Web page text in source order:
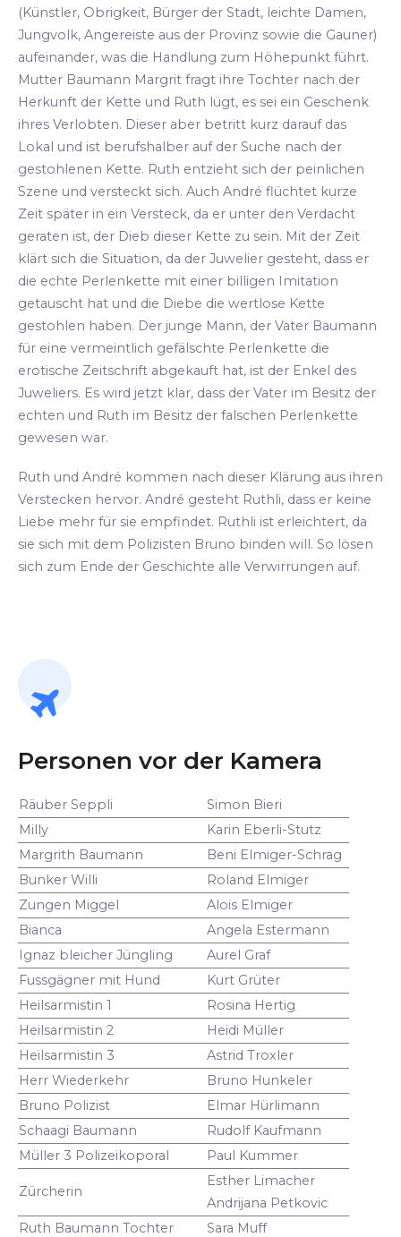
(Künstler, Obrigkeit, Bürger der Stadt, leichte Damen,
Jungvolk, Angereiste aus der Provinz sowie die Gauner)
aufeinander, was die Handlung zum Höhepunkt führt.
Mutter Baumann Margrit fragt ihre Tochter nach der
Herkunft der Kette und Ruth lügt, es sei ein Geschenk
ihres Verlobten. Dieser aber betritt kurz darauf das
Lokal und ist berufshalber auf der Suche nach der
gestohlenen Kette. Ruth entzieht sich der peinlichen
Szene und versteckt sich. Auch André flüchtet kurze
Zeit später in ein Versteck, da er unter den Verdacht
geraten ist, der Dieb dieser Kette zu sein. Mit der Zeit
klärt sich die Situation, da der Juwelier gesteht, dass er
die echte Perlenkette mit einer billigen Imitation
getauscht hat und die Diebe die wertlose Kette
gestohlen haben. Der junge Mann, der Vater Baumann
für eine vermeintlich gefälschte Perlenkette die
erotische Zeitschrift abgekauft hat, ist der Enkel des
Juweliers. Es wird jetzt klar, dass der Vater im Besitz der
echten und Ruth im Besitz der falschen Perlenkette
gewesen war.
Ruth und André kommen nach dieser Klärung aus ihren
Verstecken hervor. André gesteht Ruthli, dass er keine
Liebe mehr für sie empfindet. Ruthli ist erleichtert, da
sie sich mit dem Polizisten Bruno binden will. So lösen
sich zum Ende der Geschichte alle Verwirrungen auf.
Personen vor der Kamera
Räuber Seppli
Simon Bieri
Milly
Karin Eberli-Stutz
Margrith Baumann
Beni Elmiger-Schrag
Bunker Willi
Roland Elmiger
Zungen Miggel
Alois Elmiger
Bianca
Angela Estermann
Ignaz bleicher Jüngling
Aurel Graf
Fussgägner mit Hund
Kurt Grüter
Heilsarmistin 1
Rosina Hertig
Heilsarmistin 2
Heidi Müller
Heilsarmistin 3
Astrid Troxler
Herr Wiederkehr
Bruno Hunkeler
Bruno Polizist
Elmar Hürlimann
Schaagi Baumann
Rudolf Kaufmann
Müller 3 Polizeikoporal
Paul Kummer
Zürcherin
Esther Limacher
Andrijana Petkovic
Ruth Baumann Tochter
Sara Muff